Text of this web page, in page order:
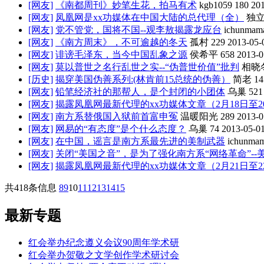
[网友] 《南都周刊》妙笔生花，拍马有术 kgb1059 180
[网友] 凤凰网是xx功媒体在中国大陆的总代理（全）
独
[网友] 党不管党，国将不国--观李敖揭露龙应台
[网友]
《南方周末》，不可逾越的冬天 孤村 229 2013-05-
[网友] 诽谤毛泽东，当今中国乱象之源 侯希平 658 2013-
[网友] 莫以普世之名行乱世之实--“伪普世价值”批判 相晓
[历史] 揭穿美国伪善系列:(林肯前15总统的伪善） 简老
[网友] 铅笔经济社的那帮人，是个封闭的小团体 乌巢 521
[网友] 揭露凤凰网最新代理的xx功媒体文章（2月18日至
[网友] 南方系替俄国入狱前首富申冤 温暖阳光 289 2013-
[网友] 网易的“有态度”是个什么态度？ 乌巢 74 2013-05-
[网友] 在中国，谣言是南方系最先进的美制武器
[网友] 关闭“美国之音”，是为了强化南方系“网络革命”--
[网友] 揭露凤凰网最新代理的xx功媒体文章（2月21日至
共418条信息 891011 12131415
最新专题
红会举办纪念遵义会议90周年学术研
红会举办贺敬之文学创作学术研讨会